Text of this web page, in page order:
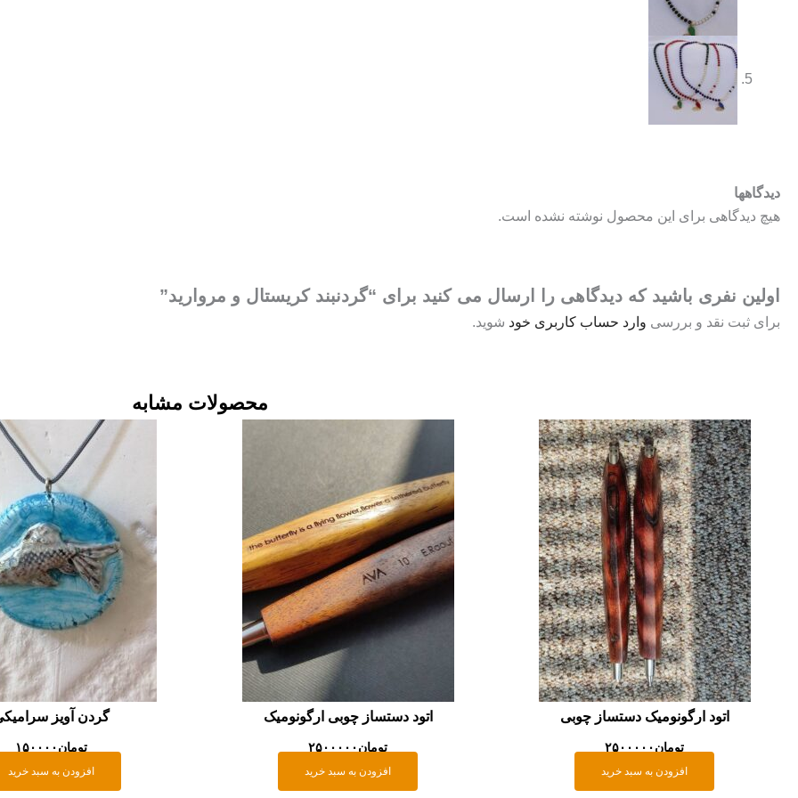
دیدگاهها
هیچ دیدگاهی برای این محصول نوشته نشده است.
اولین نفری باشید که دیدگاهی را ارسال می کنید برای “گردنبند کریستال و مروارید”
برای ثبت نقد و بررسی وارد حساب کاربری خود شوید.
محصولات مشابه
اتود ارگونومیک دستساز چوبی
تومان۲۵۰۰۰۰۰
افزودن به سبد خرید
اتود دستساز چوبی ارگونومیک
تومان۲۵۰۰۰۰۰
افزودن به سبد خرید
گردن آویز
تومان۱۵۰۰۰۰
افزودن به سبد خرید